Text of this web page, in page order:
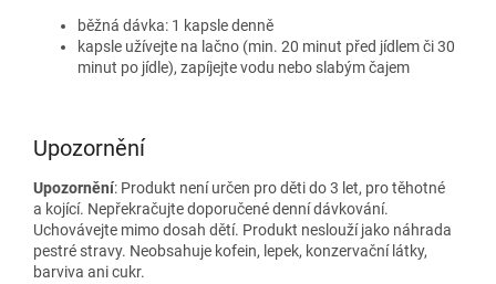
běžná dávka: 1 kapsle denně
kapsle užívejte na lačno (min. 20 minut před jídlem či 30
minut po jídle), zapíjejte vodu nebo slabým čajem
Upozornění
Upozornění: Produkt není určen pro děti do 3 let, pro těhotné
a kojící. Nepřekračujte doporučené denní dávkování.
Uchovávejte mimo dosah dětí. Produkt neslouží jako náhrada
pestré stravy. Neobsahuje kofein, lepek, konzervační látky,
barviva ani cukr.